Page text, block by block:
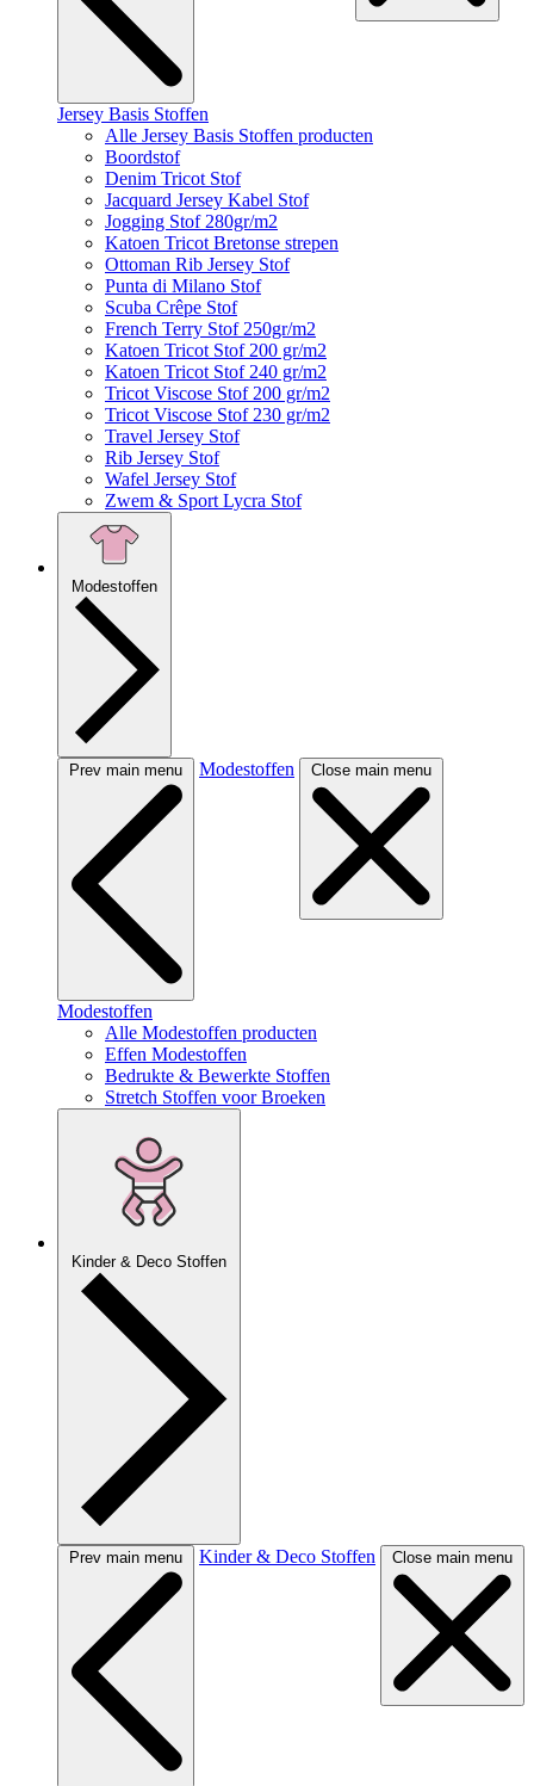
Jersey Basis Stoffen
Alle Jersey Basis Stoffen producten
Boordstof
Denim Tricot Stof
Jacquard Jersey Kabel Stof
Jogging Stof 280gr/m2
Katoen Tricot Bretonse strepen
Ottoman Rib Jersey Stof
Punta di Milano Stof
Scuba Crêpe Stof
French Terry Stof 250gr/m2
Katoen Tricot Stof 200 gr/m2
Katoen Tricot Stof 240 gr/m2
Tricot Viscose Stof 200 gr/m2
Tricot Viscose Stof 230 gr/m2
Travel Jersey Stof
Rib Jersey Stof
Wafel Jersey Stof
Zwem & Sport Lycra Stof
Modestoffen
Prev main menu Modestoffen Close main menu
Modestoffen
Alle Modestoffen producten
Effen Modestoffen
Bedrukte & Bewerkte Stoffen
Stretch Stoffen voor Broeken
Kinder & Deco Stoffen
Prev main menu Kinder & Deco Stoffen Close main menu